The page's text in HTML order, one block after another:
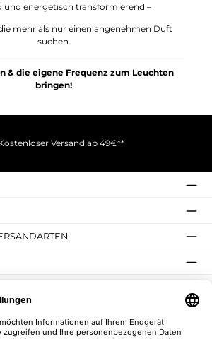
und energetisch transformierend –
mehr als nur einen angenehmen Duft
suchen.
& die eigene Frequenz zum Leuchten
bringen!
Versand ab 49€**